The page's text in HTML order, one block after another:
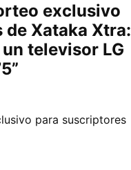
exclusivo
Xataka Xtra:
televisor LG
para suscriptores